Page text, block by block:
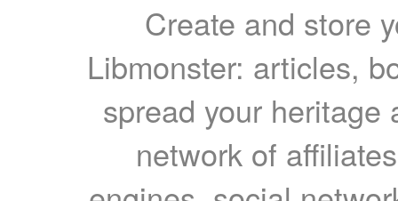
Create and store
Libmonster: articles,
spread your heritage
network of